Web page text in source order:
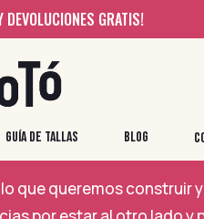
DEVOLUCIONES GRATIS!
GUÍA DE TALLAS BLOG
que queremos